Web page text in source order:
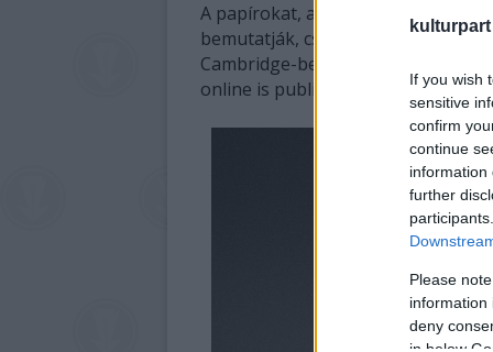
kulturpart
If you wish
sensitive
confirm
continue
information
further
Please
information
deny
A papírokat, amelyek Thatcher
bemutatják, csütörtökön hozzák
Cambridge-ben található Churchill
online is publikálják majd őket –